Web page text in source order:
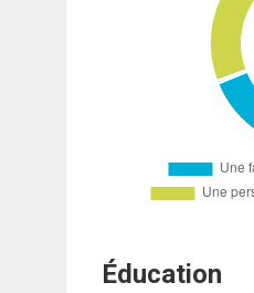
Éducation